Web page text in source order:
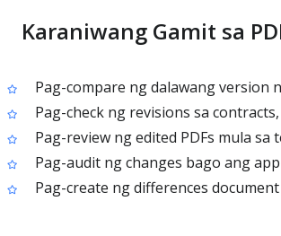
Karaniwang Gamit sa
Pag-compare ng dalawang version
Pag-check ng revisions sa
Pag-review ng edited PDFs mula sa
Pag-audit ng changes bago ang
Pag-create ng differences